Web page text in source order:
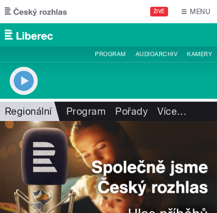
Přejít k hlavnímu obsahu
ŽIVĚ MENU
PROGRAM AUDIOARCHIV KAMERY
Regionální Program Pořady Více…